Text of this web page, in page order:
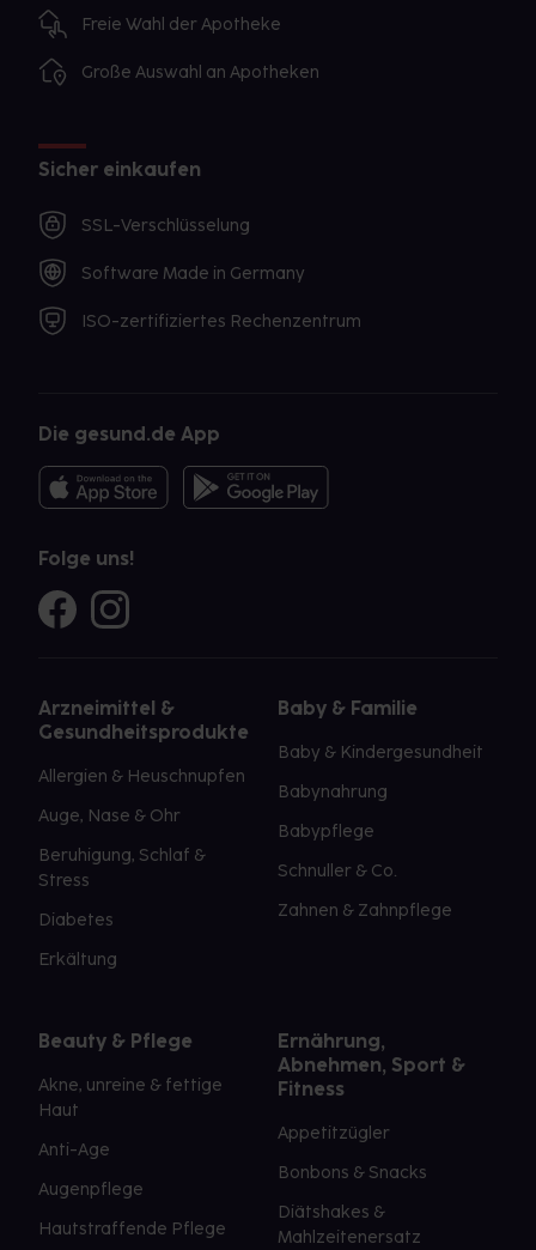
Freie Wahl der Apotheke
Große Auswahl an Apotheken
Sicher einkaufen
SSL-Verschlüsselung
Software Made in Germany
ISO-zertifiziertes Rechenzentrum
Die gesund.de App
Folge uns!
Arzneimittel &
Gesundheitsprodukte
Allergien & Heuschnupfen
Auge, Nase & Ohr
Beruhigung, Schlaf &
Stress
Diabetes
Erkältung
Baby & Familie
Baby & Kindergesundheit
Babynahrung
Babypflege
Schnuller & Co.
Zahnen & Zahnpflege
Beauty & Pflege
Akne, unreine & fettige
Haut
Anti-Age
Augenpflege
Hautstraffende Pflege
Ernährung,
Abnehmen, Sport &
Fitness
Appetitzügler
Bonbons & Snacks
Diätshakes &
Mahlzeitenersatz